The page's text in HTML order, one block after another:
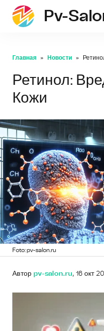
Pv-
Главная Новости
Ретинол:
Кожи
Foto: pv-salon.ru
Автор pv-salon.ru, 16 окт